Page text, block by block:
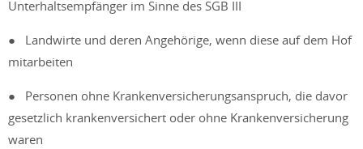
Unterhaltsempfänger im Sinne des SGB III
● Landwirte und deren Angehörige, wenn diese auf dem Hof
mitarbeiten
● Personen ohne Krankenversicherungsanspruch, die davor
gesetzlich krankenversichert oder ohne Krankenversicherung
waren